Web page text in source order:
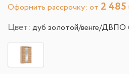
Оформить рассрочку: от 2 485
Цвет: дуб золотой/венге/ДВПО